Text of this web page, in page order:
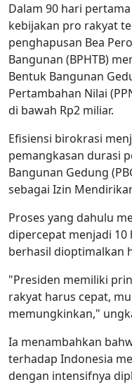
Dalam 90 hari
kebijakan pro rakyat
penghapusan Bea
Bangunan (BPHTB)
Bentuk Bangunan
Pertambahan Nilai
di bawah Rp2 miliar.
Efisiensi birokrasi
pemangkasan durasi
Bangunan Gedung
sebagai Izin
Proses yang dahulu
dipercepat menjadi 10
berhasil dioptimalkan
"Presiden memiliki
rakyat harus cepat,
memungkinkan,"
Ia menambahkan
terhadap Indonesia
dengan intensifnya